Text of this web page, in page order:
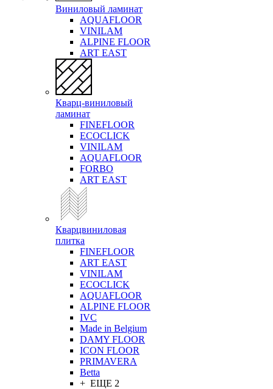
Виниловый ламинат
AQUAFLOOR
VINILAM
ALPINE FLOOR
ART EAST
Кварц-виниловый
ламинат
FINEFLOOR
ECOCLICK
VINILAM
AQUAFLOOR
FORBO
ART EAST
Кварцвиниловая
плитка
FINEFLOOR
ART EAST
VINILAM
ECOCLICK
AQUAFLOOR
ALPINE FLOOR
IVC
Made in Belgium
DAMY FLOOR
ICON FLOOR
PRIMAVERA
Betta
+ ЕЩЕ 2